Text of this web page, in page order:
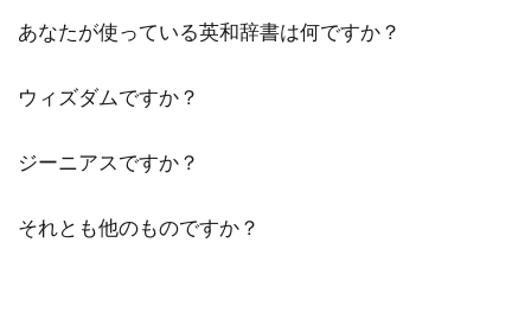
あなたが使っている英和辞書は何ですか？
ウィズダムですか？
ジーニアスですか？
それとも他のものですか？